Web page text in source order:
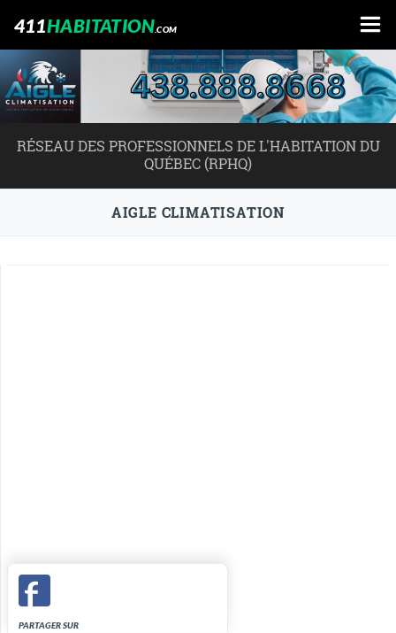
411HABITATION.COM
RÉSEAU DES PROFESSIONNELS DE L'HABITATION DU
QUÉBEC (RPHQ)
AIGLE CLIMATISATION
PARTAGER SUR